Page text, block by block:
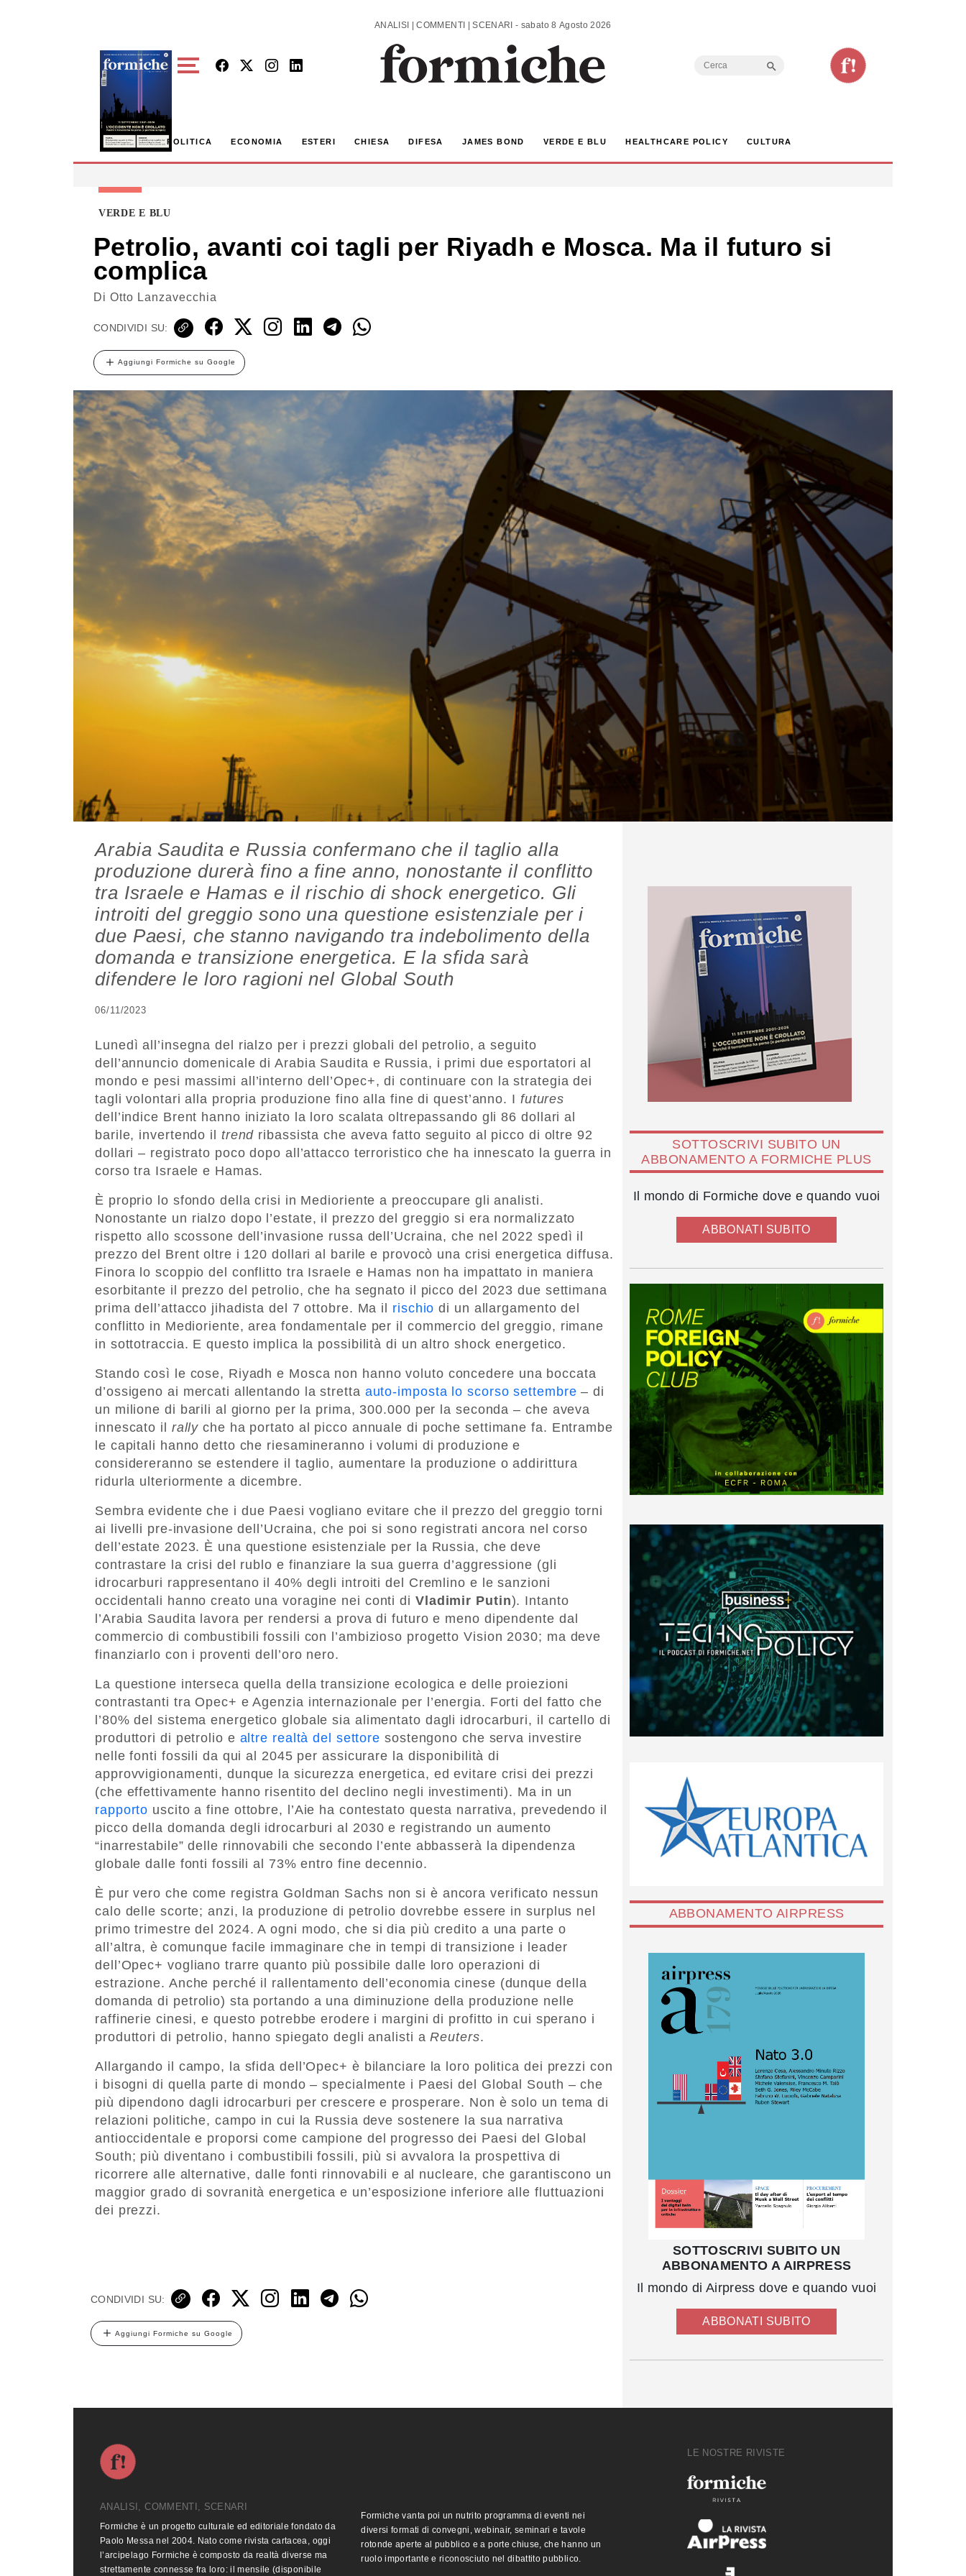
ANALISI | COMMENTI | SCENARI - sabato 8 Agosto 2026
Search
POLITICA ECONOMIA ESTERI CHIESA DIFESA JAMES BOND VERDE E BLU HEALTHCARE POLICY CULTURA
VERDE E BLU
Petrolio, avanti coi tagli per Riyadh e Mosca. Ma il futuro si
complica
Di Otto Lanzavecchia
CONDIVIDI SU:
Aggiungi Formiche su Google
Arabia Saudita e Russia confermano che il taglio alla
produzione durerà fino a fine anno, nonostante il conflitto
tra Israele e Hamas e il rischio di shock energetico. Gli
introiti del greggio sono una questione esistenziale per i
due Paesi, che stanno navigando tra indebolimento della
domanda e transizione energetica. E la sfida sarà
difendere le loro ragioni nel Global South
06/11/2023
Lunedì all’insegna del rialzo per i prezzi globali del petrolio, a seguito
dell’annuncio domenicale di Arabia Saudita e Russia, i primi due esportatori al
mondo e pesi massimi all’interno dell’Opec+, di continuare con la strategia dei
tagli volontari alla propria produzione fino alla fine di quest’anno. I futures
dell’indice Brent hanno iniziato la loro scalata oltrepassando gli 86 dollari al
barile, invertendo il trend ribassista che aveva fatto seguito al picco di oltre 92
dollari – registrato poco dopo all’attacco terroristico che ha innescato la guerra in
corso tra Israele e Hamas.
È proprio lo sfondo della crisi in Medioriente a preoccupare gli analisti.
Nonostante un rialzo dopo l’estate, il prezzo del greggio si era normalizzato
rispetto allo scossone dell’invasione russa dell’Ucraina, che nel 2022 spedì il
prezzo del Brent oltre i 120 dollari al barile e provocò una crisi energetica diffusa.
Finora lo scoppio del conflitto tra Israele e Hamas non ha impattato in maniera
esorbitante il prezzo del petrolio, che ha segnato il picco del 2023 due settimana
prima dell’attacco jihadista del 7 ottobre. Ma il rischio di un allargamento del
conflitto in Medioriente, area fondamentale per il commercio del greggio, rimane
in sottotraccia. E questo implica la possibilità di un altro shock energetico.
Stando così le cose, Riyadh e Mosca non hanno voluto concedere una boccata
d’ossigeno ai mercati allentando la stretta auto-imposta lo scorso settembre – di
un milione di barili al giorno per la prima, 300.000 per la seconda – che aveva
innescato il rallyche ha portato al picco annuale di poche settimane fa. Entrambe
le capitali hanno detto che riesamineranno i volumi di produzione e
considereranno se estendere il taglio, aumentare la produzione o addirittura
ridurla ulteriormente a dicembre.
Sembra evidente che i due Paesi vogliano evitare che il prezzo del greggio torni
ai livelli pre-invasione dell’Ucraina, che poi si sono registrati ancora nel corso
dell’estate 2023. È una questione esistenziale per la Russia, che deve
contrastare la crisi del rublo e finanziare la sua guerra d’aggressione (gli
idrocarburi rappresentano il 40% degli introiti del Cremlino e le sanzioni
occidentali hanno creato una voragine nei conti di Vladimir Putin). Intanto
l’Arabia Saudita lavora per rendersi a prova di futuro e meno dipendente dal
commercio di combustibili fossili con l’ambizioso progetto Vision 2030; ma deve
finanziarlo con i proventi dell’oro nero.
La questione interseca quella della transizione ecologica e delle proiezioni
contrastanti tra Opec+ e Agenzia internazionale per l’energia. Forti del fatto che
l’80% del sistema energetico globale sia alimentato dagli idrocarburi, il cartello di
produttori di petrolio e altre realtà del settore sostengono che serva investire
nelle fonti fossili da qui al 2045 per assicurare la disponibilità di
approvvigionamenti, dunque la sicurezza energetica, ed evitare crisi dei prezzi
(che effettivamente hanno risentito del declino negli investimenti). Ma in un
rapporto uscito a fine ottobre, l’Aie ha contestato questa narrativa, prevedendo il
picco della domanda degli idrocarburi al 2030 e registrando un aumento
“inarrestabile” delle rinnovabili che secondo l’ente abbasserà la dipendenza
globale dalle fonti fossili al 73% entro fine decennio.
È pur vero che come registra Goldman Sachs non si è ancora verificato nessun
calo delle scorte; anzi, la produzione di petrolio dovrebbe essere in surplus nel
primo trimestre del 2024. A ogni modo, che si dia più credito a una parte o
all’altra, è comunque facile immaginare che in tempi di transizione i leader
dell’Opec+ vogliano trarre quanto più possibile dalle loro operazioni di
estrazione. Anche perché il rallentamento dell’economia cinese (dunque della
domanda di petrolio) sta portando a una diminuzione della produzione nelle
raffinerie cinesi, e questo potrebbe erodere i margini di profitto in cui sperano i
produttori di petrolio, hanno spiegato degli analisti aReuters.
Allargando il campo, la sfida dell’Opec+ è bilanciare la loro politica dei prezzi con
i bisogni di quella parte di mondo – specialmente i Paesi del Global South – che
più dipendono dagli idrocarburi per crescere e prosperare. Non è solo un tema di
relazioni politiche, campo in cui la Russia deve sostenere la sua narrativa
antioccidentale e proporsi come campione del progresso dei Paesi del Global
South; più diventano i combustibili fossili, più si avvalora la prospettiva di
ricorrere alle alternative, dalle fonti rinnovabili e al nucleare, che garantiscono un
maggior grado di sovranità energetica e un’esposizione inferiore alle fluttuazioni
dei prezzi.
CONDIVIDI SU:
Aggiungi Formiche su Google
SOTTOSCRIVI SUBITO UN
ABBONAMENTO A FORMICHE PLUS
Il mondo di Formiche dove e quando vuoi
ABBONATI SUBITO
ABBONAMENTO AIRPRESS
SOTTOSCRIVI SUBITO UN
ABBONAMENTO A AIRPRESS
Il mondo di Airpress dove e quando vuoi
ABBONATI SUBITO
ANALISI, COMMENTI, SCENARI
Formiche è un progetto culturale ed editoriale fondato da
Paolo Messa nel 2004. Nato come rivista cartacea, oggi
l’arcipelago Formiche è composto da realtà diverse ma
strettamente connesse fra loro: il mensile (disponibile
Formiche vanta poi un nutrito programma di eventi nei
diversi formati di convegni, webinair, seminari e tavole
rotonde aperte al pubblico e a porte chiuse, che hanno un
ruolo importante e riconosciuto nel dibattito pubblico.
LE NOSTRE RIVISTE